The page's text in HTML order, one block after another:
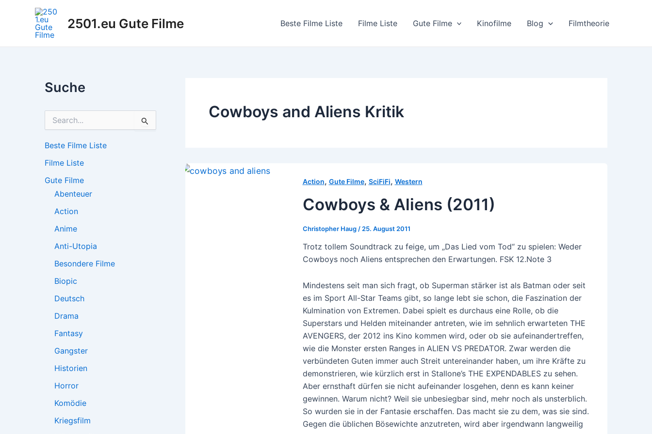
2501.eu Gute Filme Beste Filme Liste Filme Liste Gute Filme Kinofilme Blog Filmtheorie
Suche
h
n
a
Beste Filme Liste
Filme Liste
Gute Filme
Abenteuer
Action
Anime
Anti-Utopia
Besondere Filme
Biopic
Deutsch
Drama
Fantasy
Gangster
Historien
Horror
Komödie
Kriegsfilm
Cowboys and Aliens Kritik
Action, Gute Filme, SciFiFi, Western
Cowboys & Aliens (2011)
Christopher Haug / 25. August 2011
Trotz tollem Soundtrack zu feige, um „Das Lied vom Tod“ zu spielen: Weder
Cowboys noch Aliens entsprechen den Erwartungen. FSK 12.Note 3
Mindestens seit man sich fragt, ob Superman stärker ist als Batman oder seit
es im Sport All-Star Teams gibt, so lange lebt sie schon, die Faszination der
Kulmination von Extremen. Dabei spielt es durchaus eine Rolle, ob die
Superstars und Helden miteinander antreten, wie im sehnlich erwarteten THE
AVENGERS, der 2012 ins Kino kommen wird, oder ob sie aufeinandertreffen,
wie die Monster ersten Ranges in ALIEN VS PREDATOR. Zwar werden die
verbündeten Guten immer auch Streit untereinander haben, um ihre Kräfte zu
demonstrieren, wie kürzlich erst in Stallone’s THE EXPENDABLES zu sehen.
Aber ernsthaft dürfen sie nicht aufeinander losgehen, denn es kann keiner
gewinnen. Warum nicht? Weil sie unbesiegbar sind, mehr noch als unsterblich.
So wurden sie in der Fantasie erschaffen. Das macht sie zu dem, was sie sind.
Gegen die üblichen Bösewichte anzutreten, wird aber irgendwann langweilig